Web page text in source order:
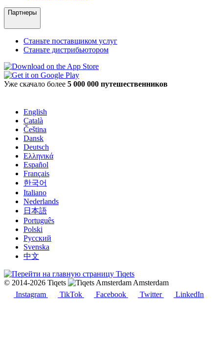
Партнеры
Станьте поставщиком услуг
Станьте дистрибьютором
Уже скачало более 5 000 000 путешественников
English
Català
Čeština
Dansk
Deutsch
Ελληνικά
Español
Français
한국어
Italiano
Nederlands
日本語
Português
Polski
Русский
Svenska
中文
© 2014-2026 Tiqets
Amsterdam
Instagram
TikTok Facebook Twitter LinkedIn